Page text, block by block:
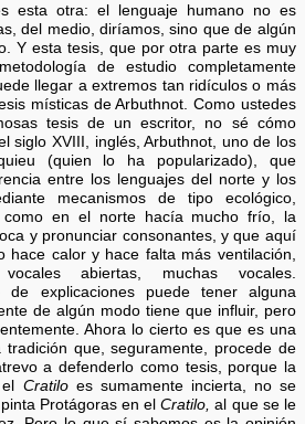
esta otra: el lenguaje humano no es
del medio, diríamos, sino que de algún
Y esta tesis, que por otra parte es muy
de estudio completamente
llegar a extremos tan ridículos o más
místicas de Arbuthnot. Como ustedes
tesis de un escritor, no sé cómo
siglo XVIII, inglés, Arbuthnot, uno de los
(quien lo ha popularizado), que
entre los lenguajes del norte y los
mecanismos de tipo ecológico,
como en el norte hacía mucho frío, la
y pronunciar consonantes, y que aquí
hace calor y hace falta más ventilación,
abiertas, muchas vocales.
de explicaciones puede tener alguna
de algún modo tiene que influir, pero
Ahora lo cierto es que es una
que, seguramente, procede de
a defenderlo como tesis, porque la
Cratiloes sumamente incierta, no se
Protágoras en elCratilo, al que se le